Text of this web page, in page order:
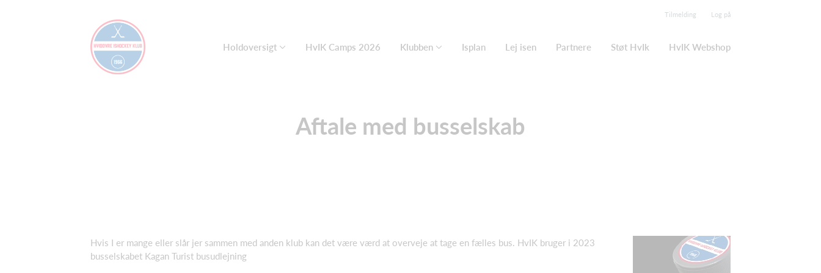
Tilmelding Log på
Holdoversigt HvIK Camps 2026 Klubben Isplan Lej isen Partnere Støt HvIk HvIK Webshop
Aftale med busselskab
Hvis I er mange eller slår jer sammen med anden klub kan det være værd at overveje at tage en fælles bus. HvIK bruger i 2023
busselskabet Kagan Turist busudlejning